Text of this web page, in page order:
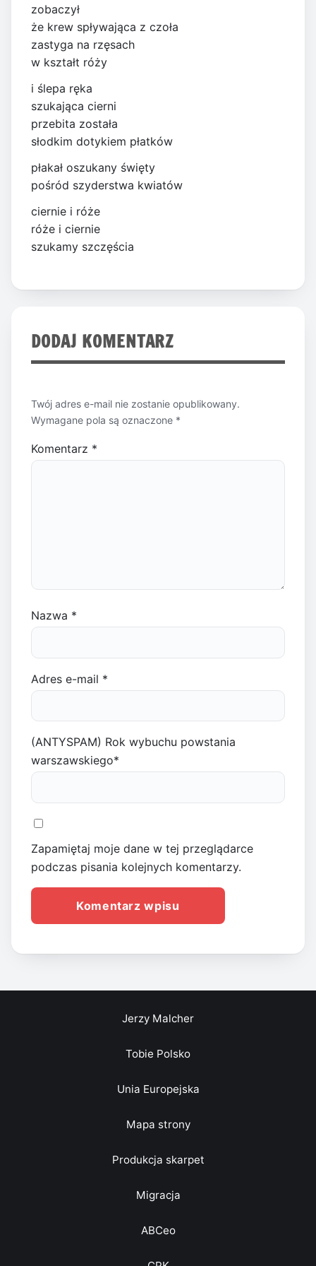
zobaczył
że krew spływająca z czoła
zastyga na rzęsach
w kształt róży
i ślepa ręka
szukająca cierni
przebita została
słodkim dotykiem płatków
płakał oszukany święty
pośród szyderstwa kwiatów
ciernie i róże
róże i ciernie
szukamy szczęścia
DODAJ KOMENTARZ
Twój adres e-mail nie zostanie opublikowany.
Wymagane pola są oznaczone *
Komentarz *
Nazwa *
Adres e-mail *
(ANTYSPAM) Rok wybuchu powstania
warszawskiego*
Zapamiętaj moje dane w tej przeglądarce
podczas pisania kolejnych komentarzy.
Jerzy Malcher
Tobie Polsko
Unia Europejska
Mapa strony
Produkcja skarpet
Migracja
ABCeo